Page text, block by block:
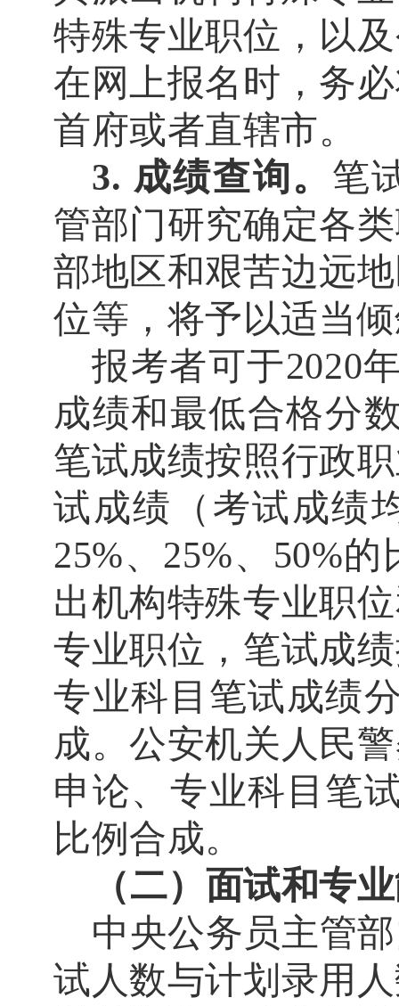
特殊专业职位，以
在网上报名时， 务
首府或者直辖市。
3. 成绩查询。 笔
管部门研究确定各
部地区和艰苦边远
位等，将予以适当
报考者可于2020
成绩和最低合格分
笔试成绩按照行政
试成绩（考试成绩
25%、 25%、 50%的
出机构特殊专业职
专业职位， 笔试成
专业科目笔试成绩
成。公安机关人民
申论、专业科目笔
比例 合成。
（二）面试和专
中央公务员主管
试人数与计划录用